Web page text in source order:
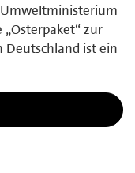
zur
Deutschland ist ein